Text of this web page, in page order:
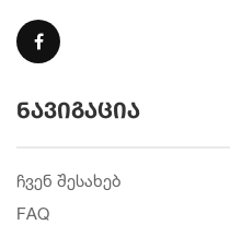
ნავიგაცია
ჩვენ შესახებ
FAQ